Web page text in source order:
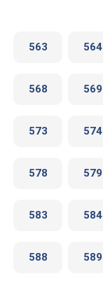
563 564
568 569
573 574
578 579
583 584
588 589